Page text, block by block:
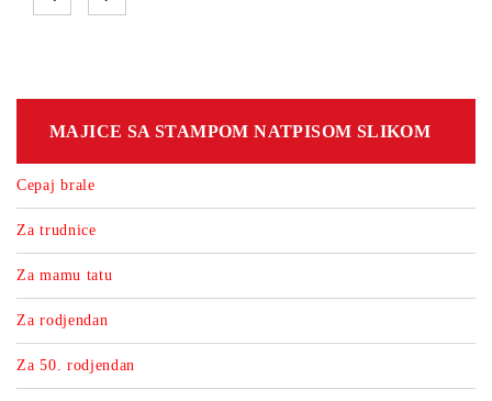
MAJICE SA STAMPOM NATPISOM SLIKOM
Cepaj brale
Za trudnice
Za mamu tatu
Za rodjendan
Za 50. rodjendan